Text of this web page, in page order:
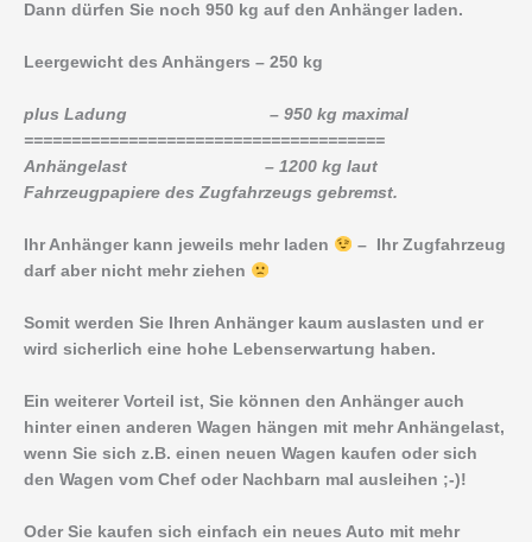
Dann dürfen Sie noch 950 kg auf den Anhänger laden.
Leergewicht des Anhängers – 250 kg
plus Ladung – 950 kg maximal
======================================
Anhängelast – 1200 kg laut
Fahrzeugpapiere des Zugfahrzeugs gebremst.
Ihr Anhänger kann jeweils mehr laden
– Ihr Zugfahrzeug
darf aber nicht mehr ziehen
Somit werden Sie Ihren Anhänger kaum auslasten und er
wird sicherlich eine hohe Lebenserwartung haben.
Ein weiterer Vorteil ist, Sie können den Anhänger auch
hinter einen anderen Wagen hängen mit mehr Anhängelast,
wenn Sie sich z.B. einen neuen Wagen kaufen oder sich
den Wagen vom Chef oder Nachbarn mal ausleihen ;-)!
Oder Sie kaufen sich einfach ein neues Auto mit mehr